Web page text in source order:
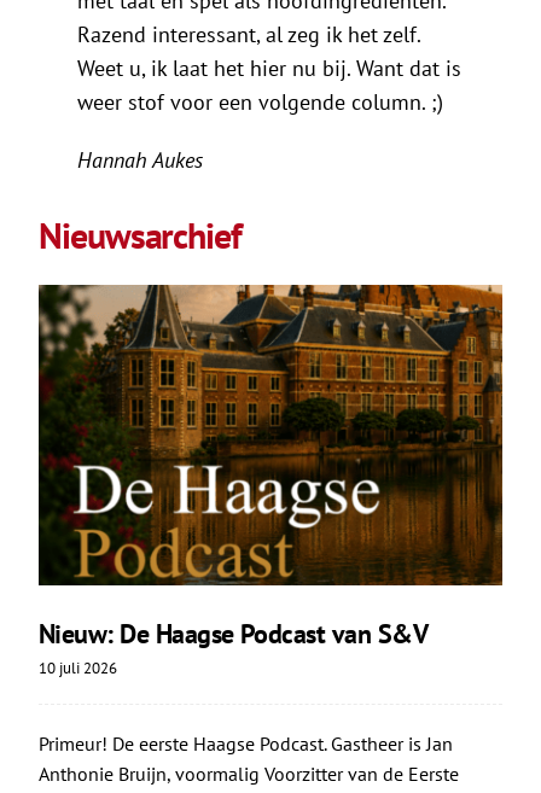
Razend interessant, al zeg ik het zelf.
Weet u, ik laat het hier nu bij. Want dat is
weer stof voor een volgende column. ;)
Hannah Aukes
Nieuwsarchief
Nieuw: De Haagse Podcast van S&V
10 juli 2026
Primeur! De eerste Haagse Podcast. Gastheer is Jan
Anthonie Bruijn, voormalig Voorzitter van de Eerste